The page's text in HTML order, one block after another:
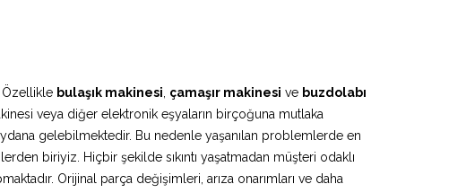
Özellikle bulaşık makinesi çamaşır makinesi ve buzdolabı
veya diğer elektronik eşyaların birçoğuna mutlaka
gelebilmektedir. Bu nedenle yaşanılan problemlerde en
biriyiz. Hiçbir şekilde sıkıntı yaşatmadan müşteri odaklı
Orijinal parça değişimleri, arıza onarımları ve daha